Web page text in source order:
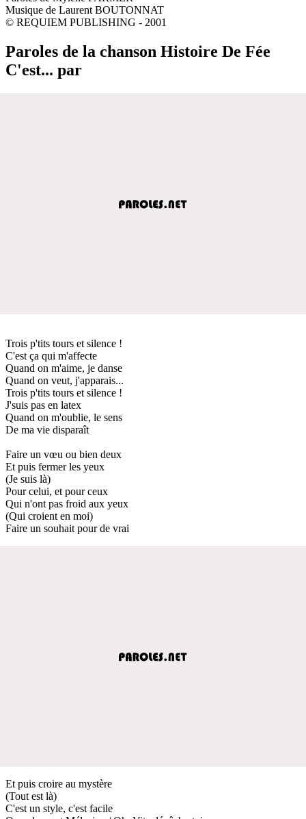
Musique de Laurent BOUTONNAT
© REQUIEM PUBLISHING - 2001
Paroles de la chanson Histoire De Fée
C'est... par
Trois p'tits tours et silence !
C'est ça qui m'affecte
Quand on m'aime, je danse
Quand on veut, j'apparais...
Trois p'tits tours et silence !
J'suis pas en latex
Quand on m'oublie, le sens
De ma vie disparaît
Faire un vœu ou bien deux
Et puis fermer les yeux
(Je suis là)
Pour celui, et pour ceux
Qui n'ont pas froid aux yeux
(Qui croient en moi)
Faire un souhait pour de vrai
Et puis croire au mystère
(Tout est là)
C'est un style, c'est facile